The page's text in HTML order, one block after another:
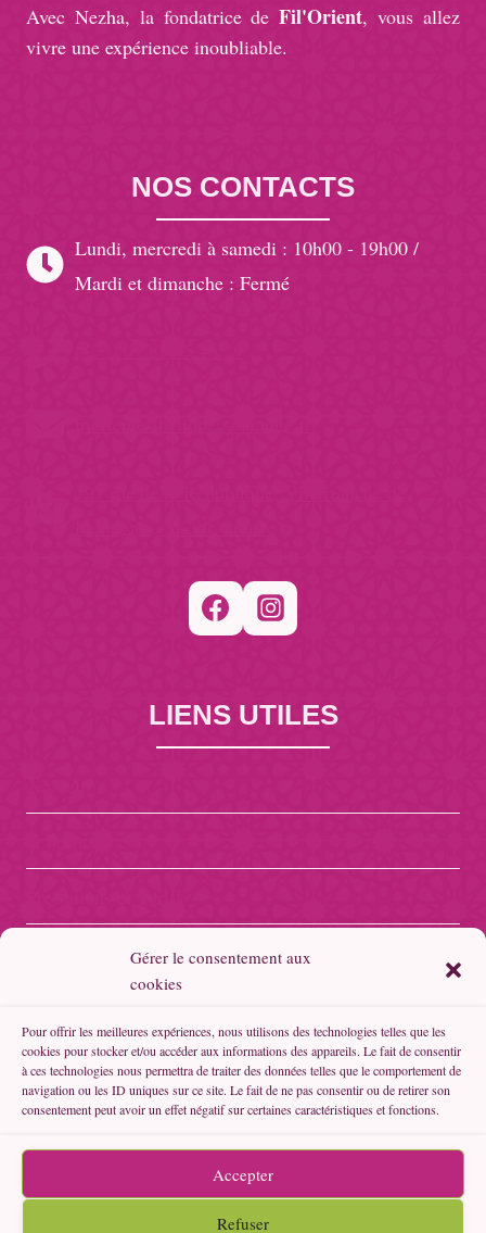
Gérer le consentement aux
cookies
Pour offrir les meilleures expériences, nous utilisons des technologies telles que les
cookies pour stocker et/ou accéder aux informations des appareils. Le fait de consentir
à ces technologies nous permettra de traiter des données telles que le comportement de
navigation ou les ID uniques sur ce site. Le fait de ne pas consentir ou de retirer son
consentement peut avoir un effet négatif sur certaines caractéristiques et fonctions.
Accepter
Refuser
Avec Nezha, la fondatrice deFil'Orient, vous allez
vivre une expérience inoubliable.
NOS CONTACTS
Lundi, mercredi à samedi : 10h00 - 19h00 /
Mardi et dimanche : Fermé
LIENS UTILES
Boutique Fil’Orient
Politique de confidentialité
Politique de cookies (UE)